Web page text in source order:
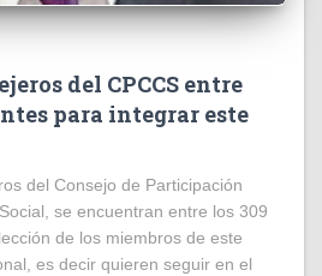
del CPCCS entre
para integrar este
del Consejo de Participación
se encuentran entre los 309
de los miembros de este
es decir quieren seguir en el